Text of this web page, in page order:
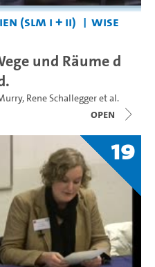
(SLM I + II)
WiSe
und Räume d
, Rene Schalleggeret al.
open
19